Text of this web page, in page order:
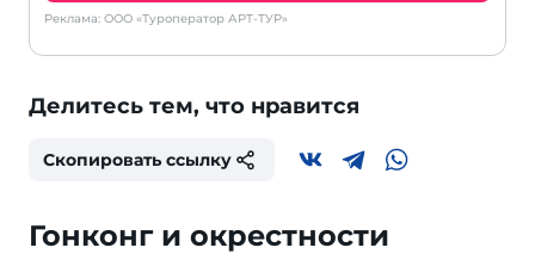
Реклама: ООО «Туроператор АРТ-ТУР»
Делитесь тем, что нравится
Скопировать ссылку
Гонконг и окрестности